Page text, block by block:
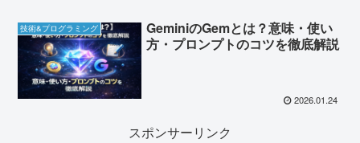
技術&プログラミング
GeminiのGemとは？意味・使い
方・プロンプトのコツを徹底解説
2026.01.24
スポンサーリンク